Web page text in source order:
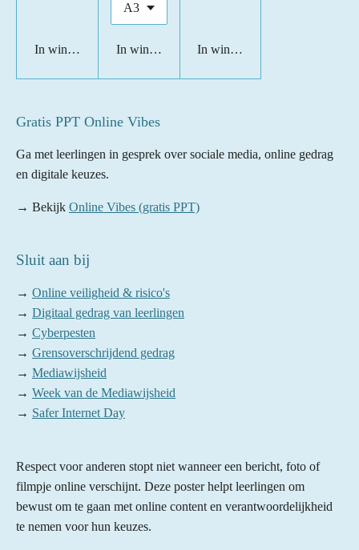
In winkelwagen In winkelwagenIn winkelwagen
Gratis PPT Online Vibes
Ga met leerlingen in gesprek over sociale media, online gedrag
en digitale keuzes.
→ Bekijk Online Vibes (gratis PPT)
Sluit aan bij
→ Online veiligheid & risico's
→ Digitaal gedrag van leerlingen
→ Cyberpesten
→ Grensoverschrijdend gedrag
→ Mediawijsheid
→ Week van de Mediawijsheid
→ Safer Internet Day
Respect voor anderen stopt niet wanneer een bericht, foto of
filmpje online verschijnt. Deze poster helpt leerlingen om
bewust om te gaan met online content en verantwoordelijkheid
te nemen voor hun keuzes.